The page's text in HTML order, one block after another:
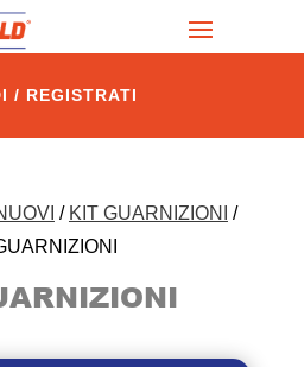
/ REGISTRATI
/ KIT GUARNIZIONI
/